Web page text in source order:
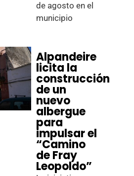
de agosto en el
municipio
Alpandeire
licita la
construcción
de un
nuevo
albergue
para
impulsar el
“Camino
de Fray
Leopoldo”